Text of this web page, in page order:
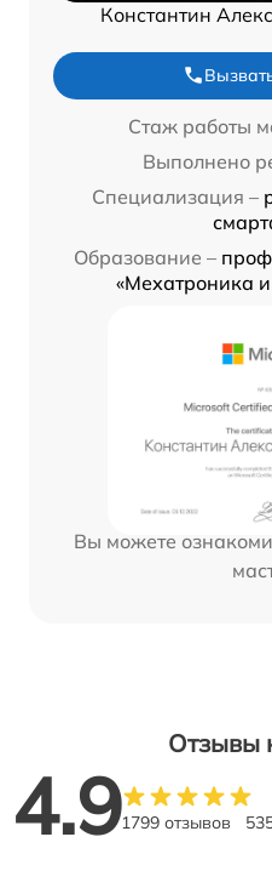
Константин
Стаж работы
Выполнено
Специализация –
Образование –
«Мехатроника
Вы можете
Отзывы
4.91799 отзывов